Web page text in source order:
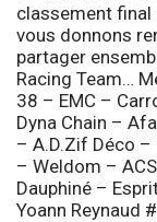
classement final
vous donnons
partager
Racing Team…
38 – EMC –
Dyna Chain –
– A.D.Zif Déco –
– Weldom –
Dauphiné –
Yoann Reynaud